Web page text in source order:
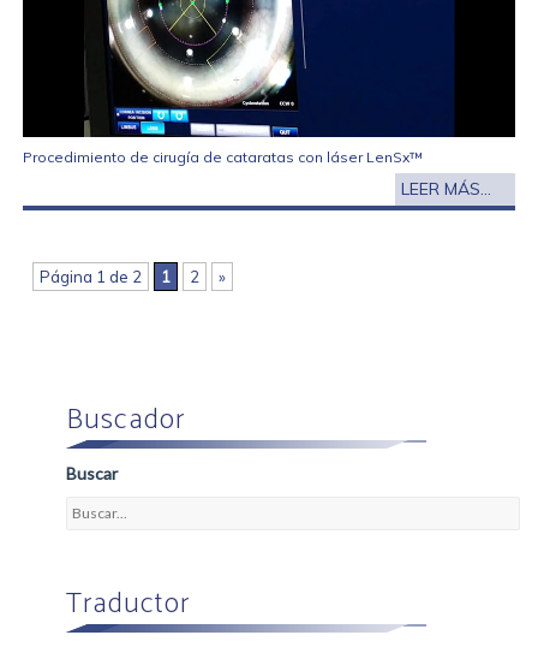
Procedimiento de cirugía de cataratas con láser LenSx™
LEER MÁS...
Página 1 de 2 1 2 »
Buscador
Buscar
Traductor